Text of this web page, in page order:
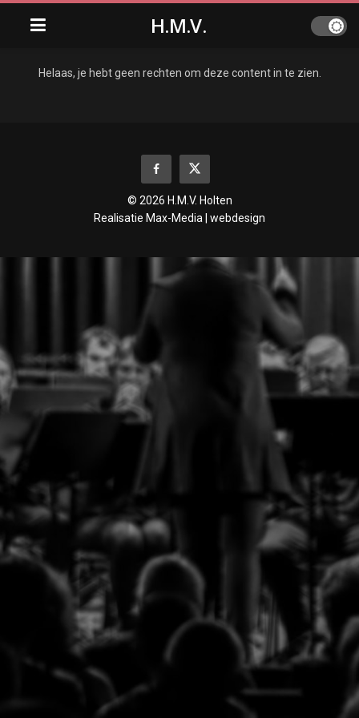
H.M.V.
Helaas, je hebt geen rechten om deze content in te zien.
© 2026 H.M.V. Holten
Realisatie Max-Media | webdesign